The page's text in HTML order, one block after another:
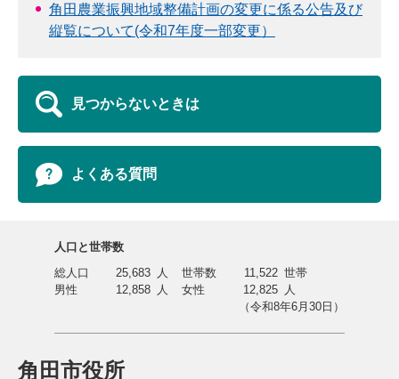
角田農業振興地域整備計画の変更に係る公告及び
縦覧について(令和7年度一部変更）
見つからないときは
よくある質問
角田市役所
人口と世帯数
総人口
25,683 人 世帯数 11,522 世帯
男性
12,858 人 女性 12,825 人
（令和8年6月30日）